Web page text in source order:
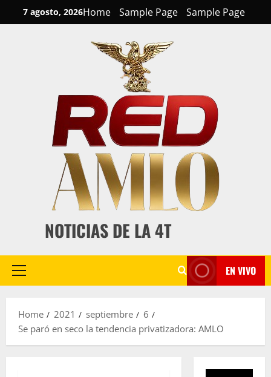
to
7 agosto, 2026Home Sample Page Sample Page
NOTICIAS DE LA 4T
Primary
EN VIVO
Home 2021 septiembre
6
Se paró en seco la tendencia privatizadora: AMLO